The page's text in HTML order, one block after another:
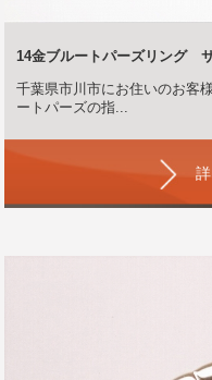
14金ブルートパーズリング
千葉県市川市にお住いのお客
ートパーズの指...